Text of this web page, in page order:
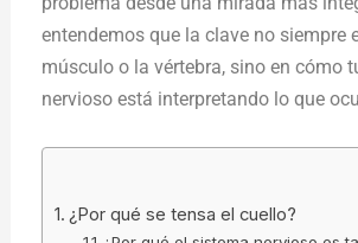
entendemos que la clave no siempre
músculo o la vértebra, sino en cómo
nervioso está interpretando lo que
¿Por qué se tensa el cuello?